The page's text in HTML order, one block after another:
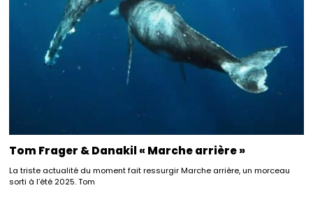
Tom Frager & Danakil « Marche arrière »
La triste actualité du moment fait ressurgir Marche arrière, un morceau
sorti à l’été 2025. Tom